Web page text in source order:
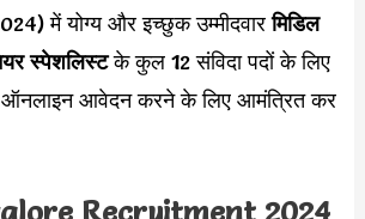
में योग्य और इच्छुक उम्मीदवारमिडिल
स्पेशलिस्टके कुल 12 संविदा पदों के लिए
ऑनलाइन आवेदन करने के लिए आमंत्रित कर
Recruitment 2024